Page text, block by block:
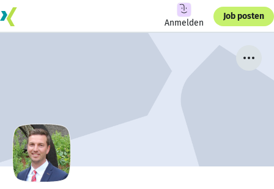
Anmelden
Job posten